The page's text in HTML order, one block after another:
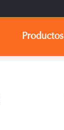
Productos